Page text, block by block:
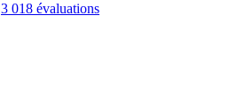
3 018 évaluations